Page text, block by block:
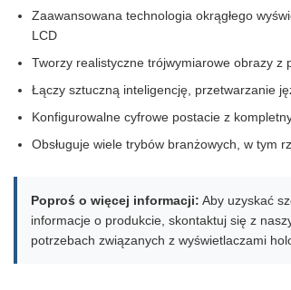
Zaawansowana technologia okrągłego
LCD
Tworzy realistyczne trójwymiarowe obrazy z
Łączy sztuczną inteligencję, przetwarzanie
Konfigurowalne cyfrowe postacie z
Obsługuje wiele trybów branżowych, w tym
Poproś o więcej informacji: Aby uzyskać
informacje o produkcie, skontaktuj się z
potrzebach związanych z wyświetlaczami